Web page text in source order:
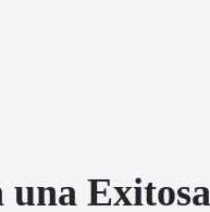
una